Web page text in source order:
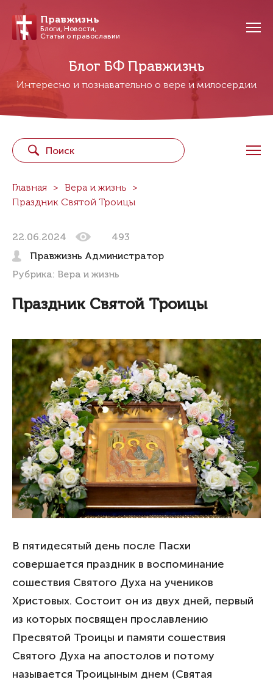
Правжизнь
Блоги, Новости,
Статьи о православии
Блог БФ Правжизнь
Интересно и познавательно о вере и милосердии
Главная
Вера и жизнь
Праздник Святой Троицы
22.06.2024
493
Правжизнь Администратор
Рубрика: Вера и жизнь
Праздник Святой Троицы
В пятидесятый день после Пасхи
совершается праздник в воспоминание
сошествия Святого Духа на учеников
Христовых. Состоит он из двух дней, первый
из которых посвящен прославлению
Пресвятой Троицы и памяти сошествия
Святого Духа на апостолов и потому
называется Троицыным днем (Святая